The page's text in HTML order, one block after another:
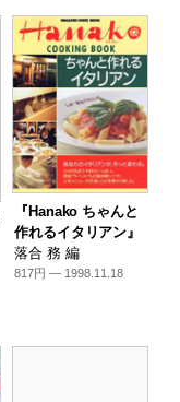
『Hanako ちゃんと
作れるイタリアン』
落合 務 編
817円 — 1998.11.18